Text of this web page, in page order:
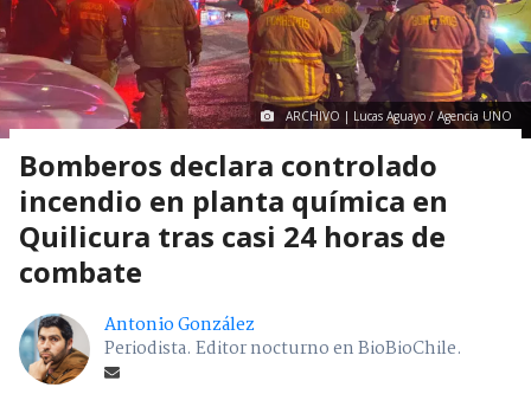
ARCHIVO | Lucas Aguayo / Agencia UNO
Bomberos declara controlado
incendio en planta química en
Quilicura tras casi 24 horas de
combate
Antonio González
Periodista. Editor nocturno en BioBioChile.